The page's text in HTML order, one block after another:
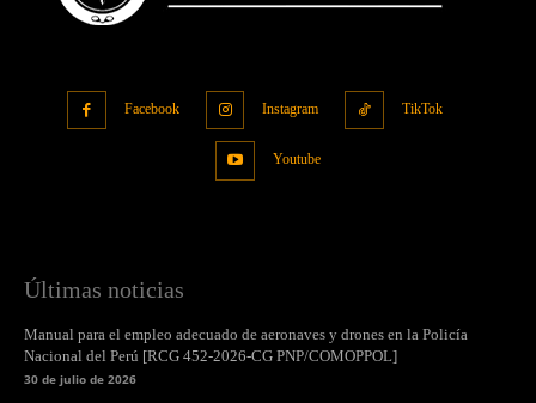
Facebook Instagram TikTok
Youtube
Últimas noticias
Manual para el empleo adecuado de aeronaves y drones en la Policía
Nacional del Perú [RCG 452-2026-CG PNP/COMOPPOL]
30 de julio de 2026